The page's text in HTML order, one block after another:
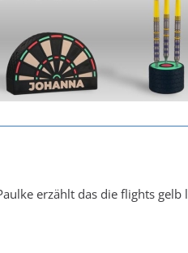
erzählt das die flights